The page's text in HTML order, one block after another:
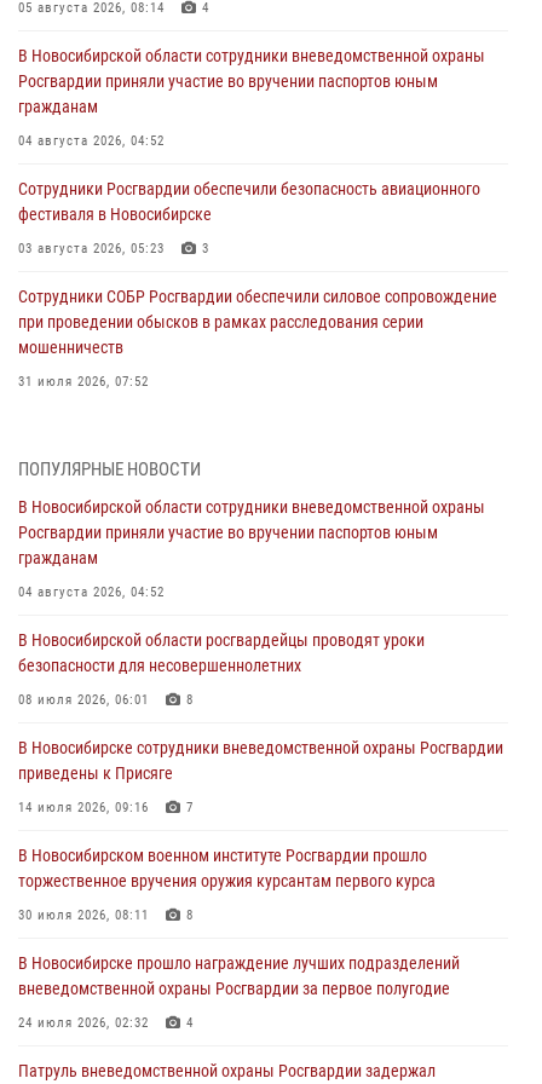
05 августа 2026, 08:14 4
В Новосибирской области сотрудники вневедомственной охраны
Росгвардии приняли участие во вручении паспортов юным
гражданам
04 августа 2026, 04:52
Сотрудники Росгвардии обеспечили безопасность авиационного
фестиваля в Новосибирске
03 августа 2026, 05:23 3
Сотрудники СОБР Росгвардии обеспечили силовое сопровождение
при проведении обысков в рамках расследования серии
мошенничеств
31 июля 2026, 07:52
При силовой поддержке бойцов ОМОН и СОБР Росгвардии
пресечена деятельность группы лиц, причастных к мошенничеству
в сфере страхования
В Новосибирске сотрудниками вневедомственной охраны
Росгвардии задержан гражданин, находящийся в розыске
В Новосибирске военнослужащие отряда спецназа «Ермак»
Росгвардии провели занятия по беспарашютному десантированию
В Новосибирске военнослужащие Росгвардии почтили память детей
– жертв войны в Донбассе
ПОПУЛЯРНЫЕ НОВОСТИ
В Новосибирской области сотрудники вневедомственной охраны
Росгвардии приняли участие во вручении паспортов юным
гражданам
04 августа 2026, 04:52
В Новосибирской области росгвардейцы проводят уроки
безопасности для несовершеннолетних
08 июля 2026, 06:01 8
В Новосибирске сотрудники вневедомственной охраны Росгвардии
приведены к Присяге
14 июля 2026, 09:16 7
В Новосибирском военном институте Росгвардии прошло
торжественное вручения оружия курсантам первого курса
30 июля 2026, 08:11 8
В Новосибирске прошло награждение лучших подразделений
вневедомственной охраны Росгвардии за первое полугодие
24 июля 2026, 02:32 4
Патруль вневедомственной охраны Росгвардии задержал